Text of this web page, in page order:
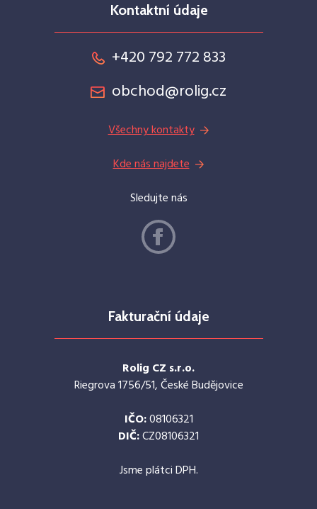
Kontaktní údaje
+420 792 772 833
obchod@rolig.cz
Všechny kontakty
Kde nás najdete
Sledujte nás
Fakturační údaje
Rolig CZ s.r.o.
Riegrova 1756/51, České Budějovice
IČO:08106321
DIČ:CZ08106321
Jsme plátci DPH.